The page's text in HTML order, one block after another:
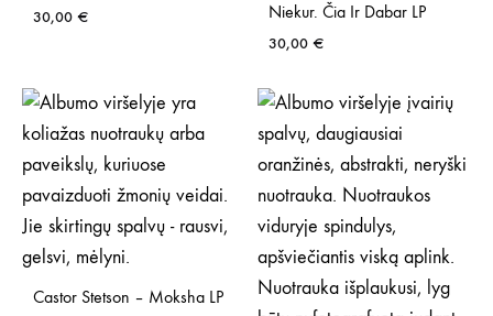
30,00 €
Niekur. Čia Ir Dabar LP
30,00 €
Castor Stetson – Moksha LP